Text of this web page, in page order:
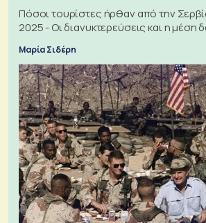
Πόσοι τουρίστες ήρθαν από την
2025 - Οι διανυκτερεύσεις και η μέση
Μαρία Σιδέρη